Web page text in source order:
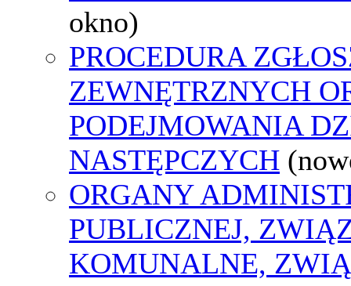
okno)
PROCEDURA
ZEWNĘTRZNYCH
PODEJMOWANIA
NASTĘPCZYCH
ORGANY
PUBLICZNEJ,
KOMUNALNE,